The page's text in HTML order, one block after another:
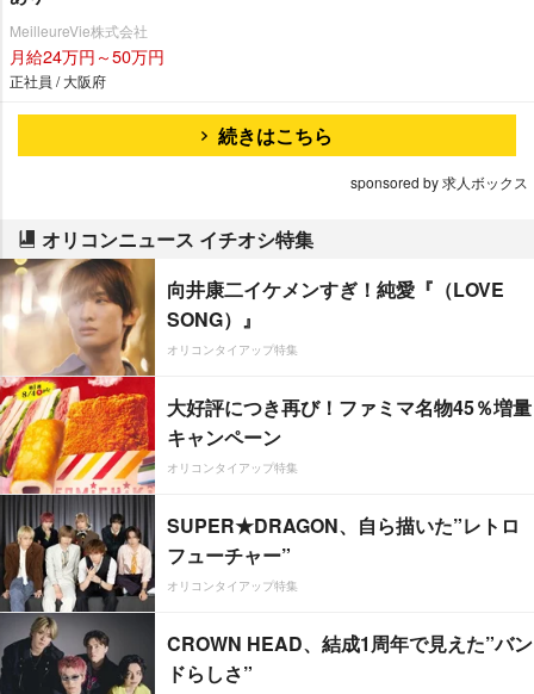
MeilleureVie株式会社
月給24万円～50万円
正社員 / 大阪府
続きはこちら
sponsored by 求人ボックス
オリコンニュース イチオシ特集
向井康二イケメンすぎ！純愛『（LOVE
SONG）』
オリコンタイアップ特集
大好評につき再び！ファミマ名物45％増量
キャンペーン
オリコンタイアップ特集
SUPER★DRAGON、自ら描いた”レトロ
フューチャー”
オリコンタイアップ特集
CROWN HEAD、結成1周年で見えた”バン
ドらしさ”